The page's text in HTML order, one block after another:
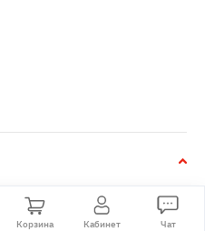
Корзина Кабинет Чат